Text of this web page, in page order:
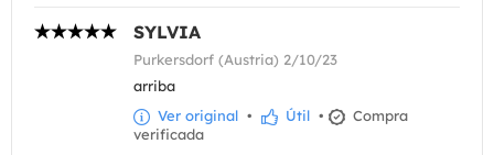
SYLVIA
Purkersdorf (Austria) 2/10/23
arriba
Ver original • Útil •
Compra
verificada